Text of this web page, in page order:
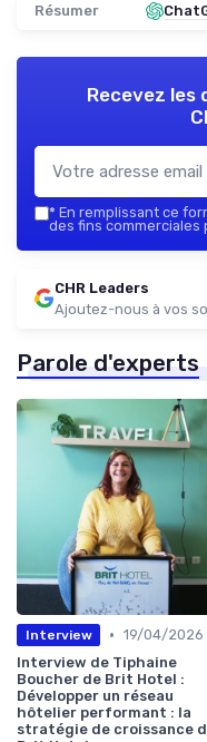
Résumer
Recevez les
* En remplissant ce
des fins commerciales
CHR Leaders
Ajoutez-nous à vos
Parole d'experts
Interview • 19/04/2026
Interview de Tiphaine
Boucher de Brit Hotel :
Développer un réseau
hôtelier performant : la
stratégie de croissance